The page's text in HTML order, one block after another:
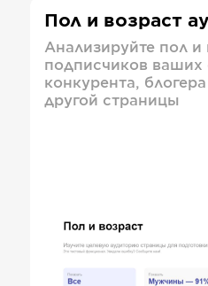
Пол и возраст
Анализируйте пол и
подписчиков ваших
конкурента,
другой страницы